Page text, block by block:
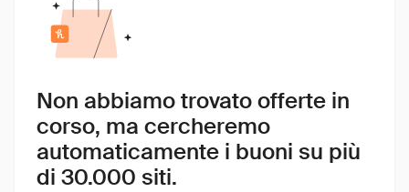
Non abbiamo trovato offerte in
corso, ma cercheremo
automaticamente i buoni su più
di 30.000 siti.